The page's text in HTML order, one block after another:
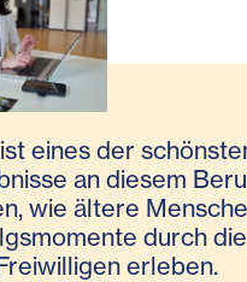
eines der
an diesem
wie ältere
durch
erleben.